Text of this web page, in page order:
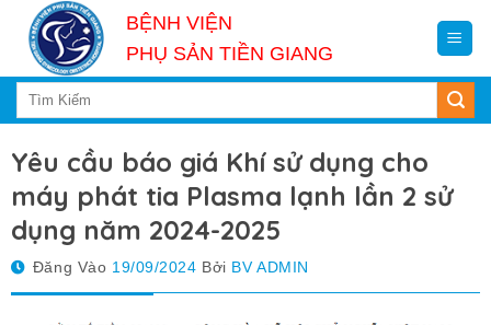
content
BỆNH VIỆN
PHỤ SẢN TIỀN GIANG
Yêu cầu báo giá Khí sử dụng cho
máy phát tia Plasma lạnh lần 2 sử
dụng năm 2024-2025
Đăng Vào 19/09/2024 Bởi BV ADMIN